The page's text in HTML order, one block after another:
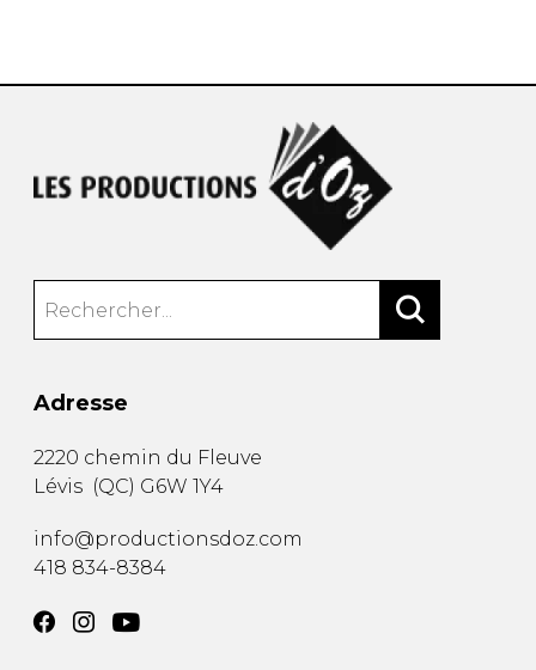
Adresse
2220 chemin du Fleuve
Lévis (QC) G6W 1Y4
info@productionsdoz.com
418 834-8384